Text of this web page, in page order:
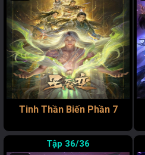
Tinh Thần Biến Phần 7
36/36